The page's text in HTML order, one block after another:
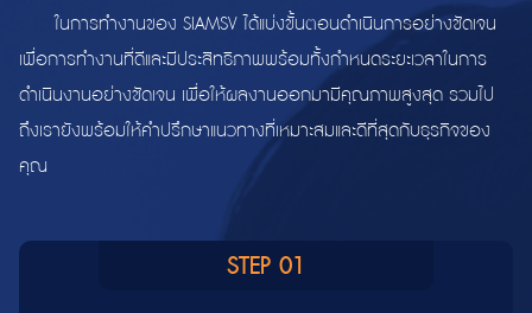
ในการทำงานของ SIAMSV ได้แบ่งขั้นตอนดำเนินการอย่างชัดเจน
เพื่อการทำงานที่ดีและมีประสิทธิภาพพร้อมทั้งกำหนดระยะเวลาในการ
ดำเนินงานอย่างชัดเจน เพื่อให้ผลงานออกมามีคุณภาพสูงสุด รวมไป
ถึงเรายังพร้อมให้คำปรึกษาแนวทางที่เหมาะสมและดีที่สุดกับธุรกิจของ
คุณ
STEP 01